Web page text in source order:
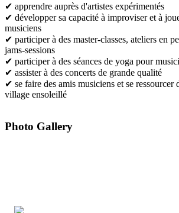
✔ apprendre auprès d'artistes expérimentés
✔ développer sa capacité à improviser et à
musiciens
✔ participer à des master-classes, ateliers en
jams-sessions
✔ participer à des séances de yoga pour
✔ assister à des concerts de grande qualité
✔ se faire des amis musiciens et se ressourcer
village ensoleillé
Photo Gallery